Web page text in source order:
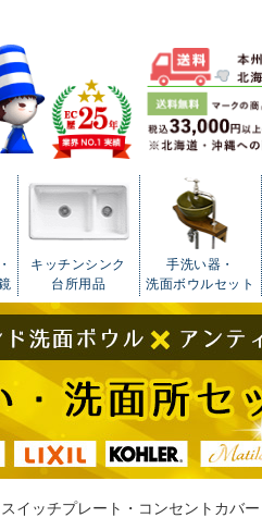
キッチンシンク
台所用品
手洗い器・
洗面ボウルセット
スイッチプレート・コンセントカバー